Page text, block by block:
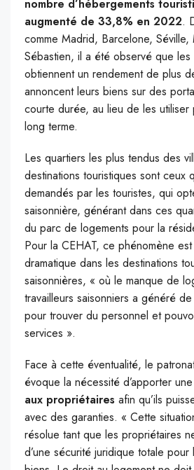
nombre d’hébergements
augmenté de 33,8% en 2022.
comme Madrid, Barcelone, Séville,
Sébastien, il a été observé que les
obtiennent un rendement de plus
annoncent leurs biens sur des
courte durée, au lieu de les utiliser
long terme.
Les quartiers les plus tendus des
destinations touristiques sont ceux
demandés par les touristes, qui
saisonnière, générant dans ces
du parc de logements pour la
Pour la CEHAT, ce phénomène
dramatique dans les destinations
saisonnières, « où le manque de
travailleurs saisonniers a généré
pour trouver du personnel et
services ».
Face à cette éventualité, le
évoque la nécessité d’apporter une
aux propriétaires afin qu’ils
avec des garanties. « Cette
résolue tant que les propriétaires
d’une sécurité juridique totale